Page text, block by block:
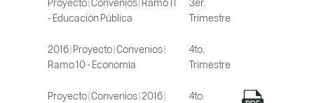
- Educación Pública
Trimestre
2016 | Proyecto | Convenios |
Ramo 10 - Economía
4to.
Trimestre
Proyecto | Convenios | 2016 |
4to.